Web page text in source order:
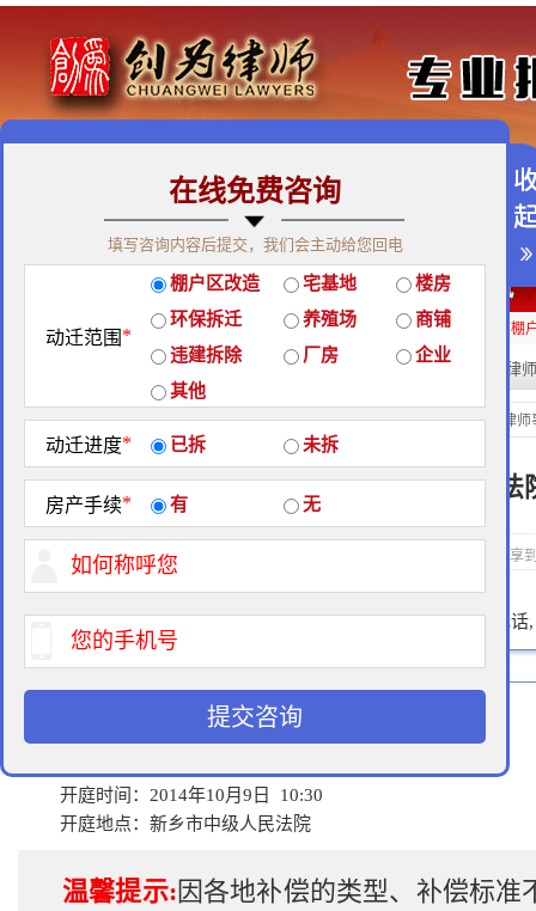
免费咨询热线：400-900-9881
经典案例 | 律师团队 拆迁维权 | 征地维权
房屋拆迁补偿 企业拆迁补偿 厂房拆迁补偿 征地补偿 违章拆迁补偿 棚
热门搜索: 拆迁律师
经典案例 当前位置： 北京创为律师
10月9日新乡市中级人民法
2014-12-22 15:51 作者：拆迁律师 浏览次数： 次 分享
免费法律咨询热线:400-900-9881 请输入您的电话
开庭时间：2014年10月9日 10:30
开庭地点：新乡市中级人民法院
温馨提示:因各地补偿的类型、补偿标准
在线免费咨询
填写咨询内容后提交，我们会主动给您回电
动迁范围 *
棚户区改造 宅基地
楼房
环保拆迁
养殖场
商铺
违建拆除
厂房
企业
其他
动迁进度* 已拆 未拆
房产手续* 有 无
提交咨询